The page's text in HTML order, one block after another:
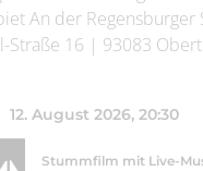
An der Regensburger
Straße 16 | 93083
12. August 2026, 20:30
Stummfilm mit Live-